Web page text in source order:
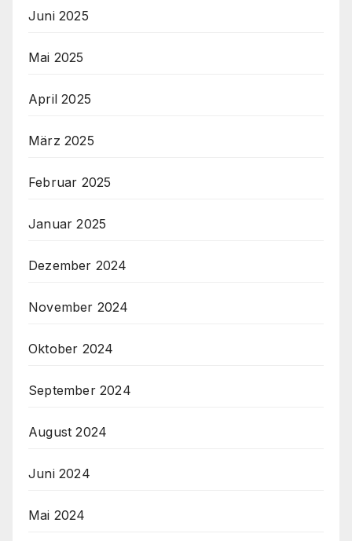
Juni 2025
Mai 2025
April 2025
März 2025
Februar 2025
Januar 2025
Dezember 2024
November 2024
Oktober 2024
September 2024
August 2024
Juni 2024
Mai 2024